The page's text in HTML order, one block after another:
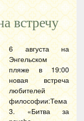
встречу
6 августа на
Энгельском
пляже в 19:00
новая встреча
любителей
философии:Тема
3. «Битва за